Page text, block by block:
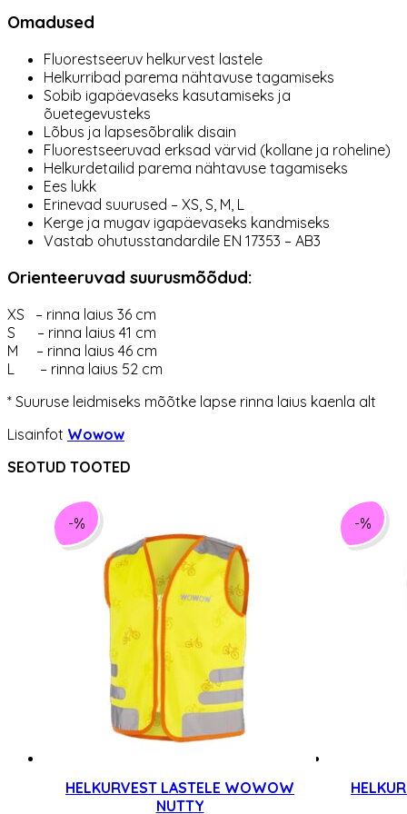
Omadused
Fluorestseeruv helkurvest lastele
Helkurribad parema nähtavuse tagamiseks
Sobib igapäevaseks kasutamiseks ja
õuetegevusteks
Lõbus ja lapsesõbralik disain
Fluorestseeruvad erksad värvid (kollane ja roheline)
Helkurdetailid parema nähtavuse tagamiseks
Ees lukk
Erinevad suurused – XS, S, M, L
Kerge ja mugav igapäevaseks kandmiseks
Vastab ohutusstandardile EN 17353 – AB3
Orienteeruvad suurusmõõdud:
XS – rinna laius 36 cm
S – rinna laius 41 cm
M – rinna laius 46 cm
L – rinna laius 52 cm
* Suuruse leidmiseks mõõtke lapse rinna laius kaenla alt
Lisainfot Wowow
SEOTUD TOOTED
-%
HELKURVEST LASTELE WOWOW
NUTTY
-%